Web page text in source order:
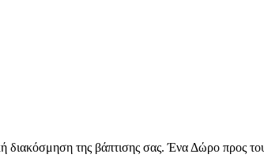
διακόσμηση της βάπτισης σας. Ένα Δώρο προς